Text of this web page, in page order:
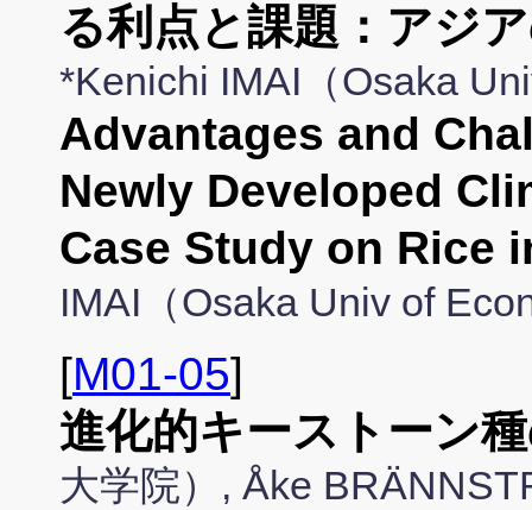
る利点と課題：アジ
*Kenichi IMAI（Osaka
Advantages and
Newly Developed
Case Study on Rice
IMAI（Osaka Univ of
[M01-05]
進化的キーストーン
大学院）, Åke